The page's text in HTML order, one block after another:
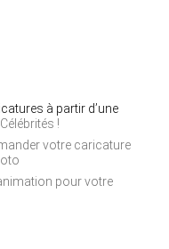
à partir d’une
!
votre caricature
pour votre